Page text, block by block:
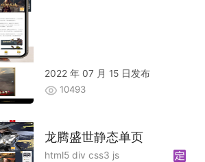
2022 年 07 月 15 日发布
10493
龙腾盛世静态单页
html5 div css3 js